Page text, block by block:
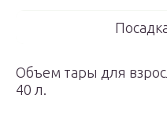
Объем тары для
40 л.